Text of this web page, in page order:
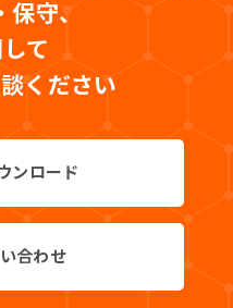
保守、
て
ください
ンロード
合わせ